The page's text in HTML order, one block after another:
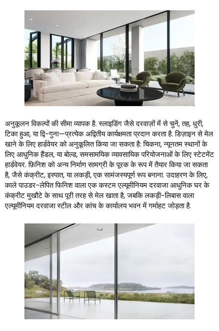
अनुकूलन विकल्पों की सीमा व्यापक है. स्लाइडिंग जैसे दरवाज़ों में से चुनें, तह, धुरी,
टिका हुआ, या द्वि-गुना—प्रत्येक अद्वितीय कार्यक्षमता प्रदान करता है. डिज़ाइन से मेल
खाने के लिए हार्डवेयर को अनुकूलित किया जा सकता है: चिकना, न्यूनतम स्थानों के
लिए आधुनिक हैंडल, या बोल्ड, समसामयिक व्यावसायिक परियोजनाओं के लिए स्टेटमेंट
हार्डवेयर. फ़िनिश को अन्य निर्माण सामग्री के पूरक के रूप में तैयार किया जा सकता
है, जैसे कंक्रीट, इस्पात, या लकड़ी, एक सामंजस्यपूर्ण रूप बनाना. उदाहरण के लिए,
काले पाउडर-लेपित फिनिश वाला एक कस्टम एल्यूमीनियम दरवाजा आधुनिक घर के
कंक्रीट मुखौटे के साथ पूरी तरह से मेल खाता है, जबकि लकड़ी-लिबास वाला
एल्यूमीनियम दरवाजा स्टील और कांच के कार्यालय भवन में गर्माहट जोड़ता है.